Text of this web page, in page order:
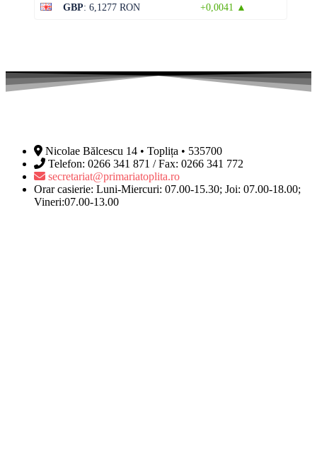
GBP: 6,1277 RON +0,0041 ▲
Nicolae Bălcescu 14 • Toplița • 535700
Telefon: 0266 341 871 / Fax: 0266 341 772
secretariat@primariatoplita.ro
Orar casierie: Luni-Miercuri: 07.00-15.30; Joi: 07.00-18.00;
Vineri:07.00-13.00